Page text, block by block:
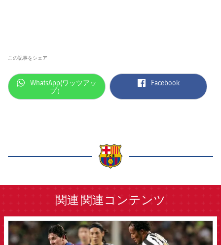
チケット
結果
この記事をシェア
label.aria.whatsapp
WhatsApp(ワッツアッ
プ）
label.aria.facebook
Facebook
関連 関連コンテンツ
FCB Barcelona badge